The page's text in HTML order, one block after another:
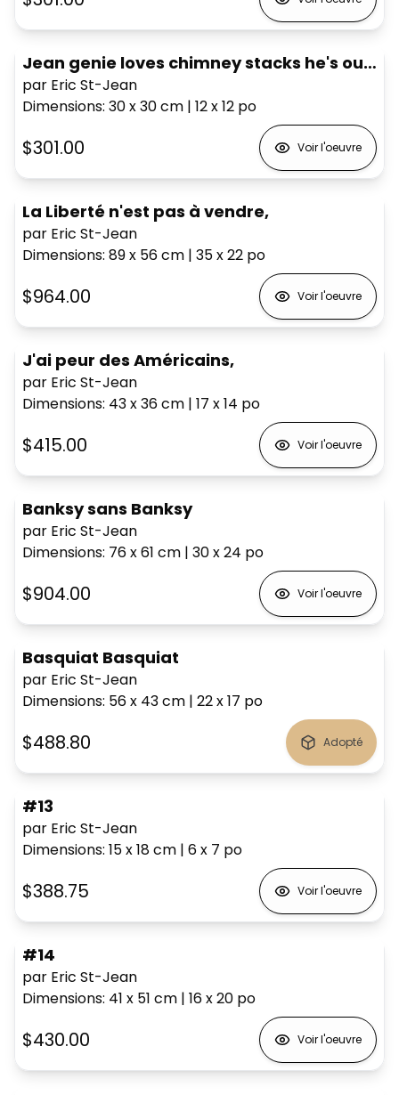
Jean genie loves chimney stacks he's outrageous,
par Eric St-Jean
Dimensions: 30 x 30cm | 12 x 12 po
$301.00 Voir l'oeuvre
La Liberté n'est pas à vendre,
par Eric St-Jean
Dimensions: 89 x 56cm | 35 x 22 po
$964.00 Voir l'oeuvre
J'ai peur des Américains,
par Eric St-Jean
Dimensions: 43 x 36cm | 17 x 14 po
$415.00 Voir l'oeuvre
Banksy sans Banksy
par Eric St-Jean
Dimensions: 76 x 61 cm | 30 x 24 po
$904.00 Voir l'oeuvre
Basquiat Basquiat
par Eric St-Jean
Dimensions: 56 x 43cm | 22 x 17 po
$488.80 Adopté
#13
par Eric St-Jean
Dimensions: 15 x 18cm | 6 x 7 po
$388.75 Voir l'oeuvre
#14
par Eric St-Jean
Dimensions: 41 x 51 cm | 16 x 20 po
$430.00 Voir l'oeuvre